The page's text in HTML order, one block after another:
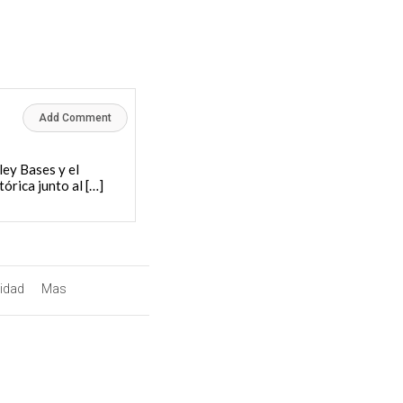
Add Comment
Bases y el
junto al […]
Mas